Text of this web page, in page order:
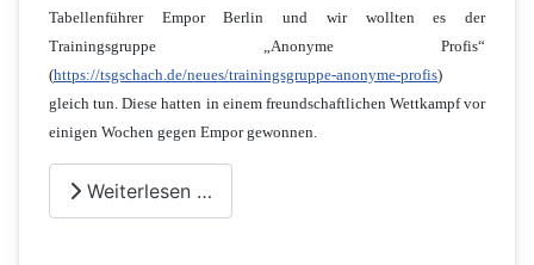
Tabellenführer Empor Berlin und wir wollten es der
Trainingsgruppe „Anonyme Profis“
(https://tsgschach.de/neues/trainingsgruppe-anonyme-profis)
gleich tun. Diese hatten in einem freundschaftlichen Wettkampf vor
einigen Wochen gegen Empor gewonnen.
Weiterlesen …